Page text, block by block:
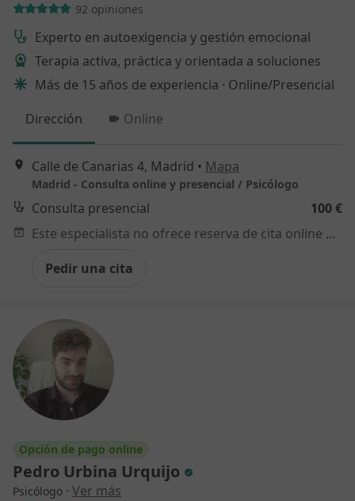
92 opiniones
Experto en autoexigencia y gestión emocional
Terapia activa, práctica y orientada a soluciones
Más de 15 años de experiencia · Online/Presencial
Dirección
Online
Calle de Canarias 4, Madrid • Mapa
Madrid - Consulta online y presencial / Psicólogo
Consulta presencial
100 €
Este especialista no ofrece reserva de cita online en esta dirección.
Pedir una cita
Opción de pago online
Pedro Urbina Urquijo
Psicólogo · Ver más